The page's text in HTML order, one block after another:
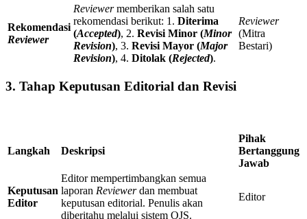
Rekomendasi
Reviewer
Reviewermemberikan salah satu
rekomendasi berikut: 1. Diterima
(Accepted), 2. Revisi Minor (Minor
Revision), 3. Revisi Mayor (Major
Revision), 4. Ditolak (Rejected).
Reviewer
(Mitra
Bestari)
3. Tahap Keputusan Editorial dan Revisi
Langkah Deskripsi
Pihak
Bertanggung
Jawab
Keputusan
Editor
Editor mempertimbangkan semua
laporan Reviewerdan membuat
keputusan editorial. Penulis akan
diberitahu melalui sistem OJS.
Editor